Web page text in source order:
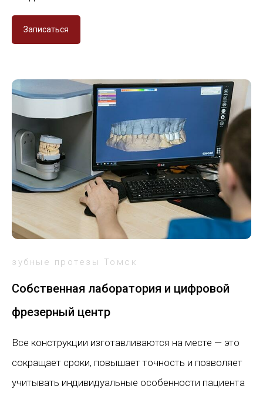
Записаться
зубные протезы Томск
Собственная лаборатория и цифровой
фрезерный центр
Все конструкции изготавливаются на месте — это
сокращает сроки, повышает точность и позволяет
учитывать индивидуальные особенности пациента